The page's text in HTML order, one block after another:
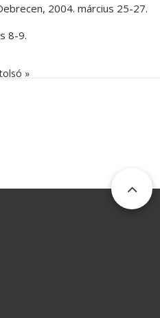
, 2004. március 25-27.
8-9.
oldaloldal
»